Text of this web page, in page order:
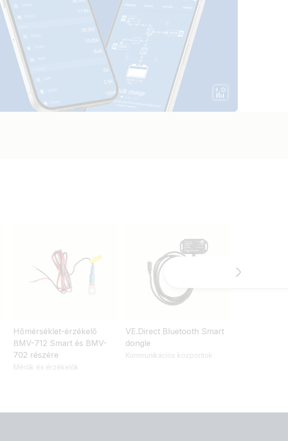
Hőmérséklet-érzékelő
BMV-712 Smart és BMV-
702 részére
Mérők és érzékelők
VE.Direct Bluetooth Smart
dongle
Kommunikációs központok